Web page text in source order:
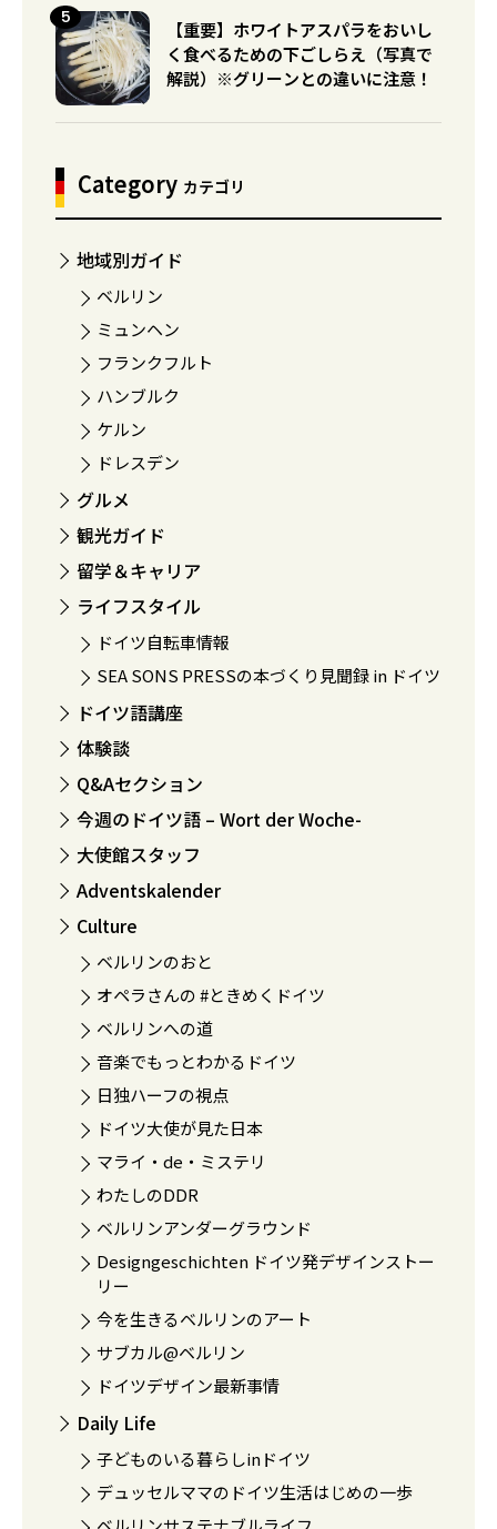
【重要】ホワイトアスパラをおいし
く食べるための下ごしらえ（写真で
解説）※グリーンとの違いに注意！
Category カテゴリ
地域別ガイド
ベルリン
ミュンヘン
フランクフルト
ハンブルク
ケルン
ドレスデン
グルメ
観光ガイド
留学＆キャリア
ライフスタイル
ドイツ自転車情報
SEA SONS PRESSの本づくり見聞録 in ドイツ
ドイツ語講座
体験談
Q&Aセクション
今週のドイツ語 – Wort der Woche-
大使館スタッフ
Adventskalender
Culture
ベルリンのおと
オペラさんの #ときめくドイツ
ベルリンへの道
音楽でもっとわかるドイツ
日独ハーフの視点
ドイツ大使が見た日本
マライ・de・ミステリ
わたしのDDR
ベルリンアンダーグラウンド
Designgeschichten ドイツ発デザインストー
リー
今を生きるベルリンのアート
サブカル@ベルリン
ドイツデザイン最新事情
Daily Life
子どものいる暮らしinドイツ
デュッセルママのドイツ生活はじめの一歩